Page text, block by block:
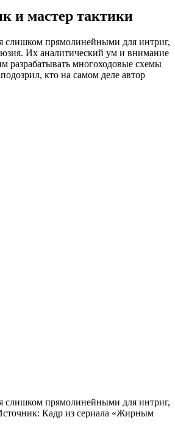
и мастер тактики
слишком прямолинейными для интриг,
Их аналитический ум и внимание
разрабатывать многоходовые схемы
кто на самом деле автор
слишком прямолинейными для интриг,
Кадр из сериала «Жирным